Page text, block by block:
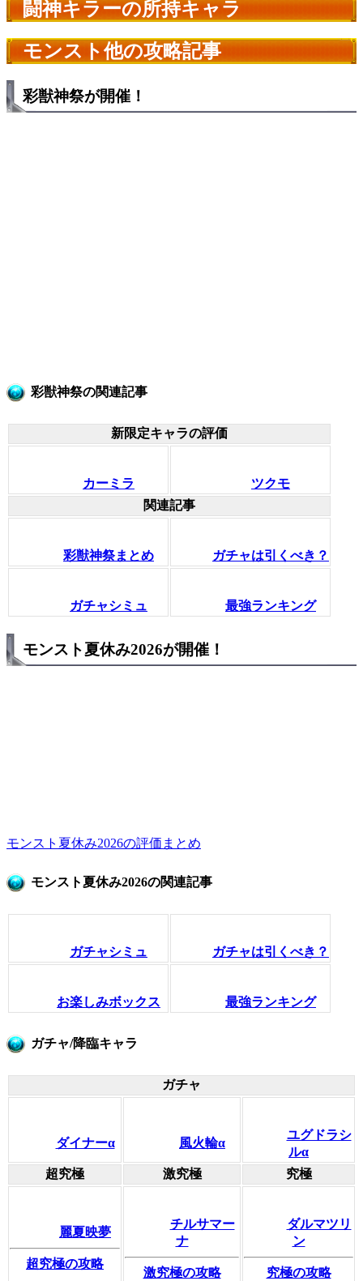
闘神キラーの所持キャラ
モンスト他の攻略記事
彩獣神祭が開催！
彩獣神祭の関連記事
新限定キャラの評価
カーミラ
ツクモ
関連記事
彩獣神祭まとめ ガチャは引くべき？
ガチャシミュ 最強ランキング
モンスト夏休み2026が開催！
モンスト夏休み2026の評価まとめ
モンスト夏休み2026の関連記事
ガチャシミュ ガチャは引くべき？
お楽しみボックス 最強ランキング
ガチャ/降臨キャラ
ガチャ
ダイナーα 風火輪α
ユグドラシ
ルα
超究極
激究極 究極
麗夏映夢
超究極の攻略
チルサマー
ナ
激究極の攻略
ダルマツリ
ン
究極の攻略